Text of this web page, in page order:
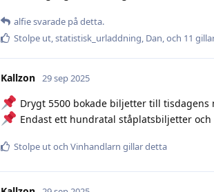
alfiesvarade på detta.
Stolpe ut statistisk_urladdning Dan , och 11
Kallzon 29 sep 2025
Drygt 5500 bokade biljetter till tisdagens
Endast ett hundratal ståplatsbiljetter
Stolpe utoch Vinhandlarn gillar detta